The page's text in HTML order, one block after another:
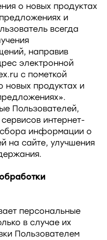
о новых продуктах
и
всегда
направив
электронной
с пометкой
новых продуктах и
Пользователей,
интернет-
сбора информации о
на сайте, улучшения
персональные
в случае их
Пользователем